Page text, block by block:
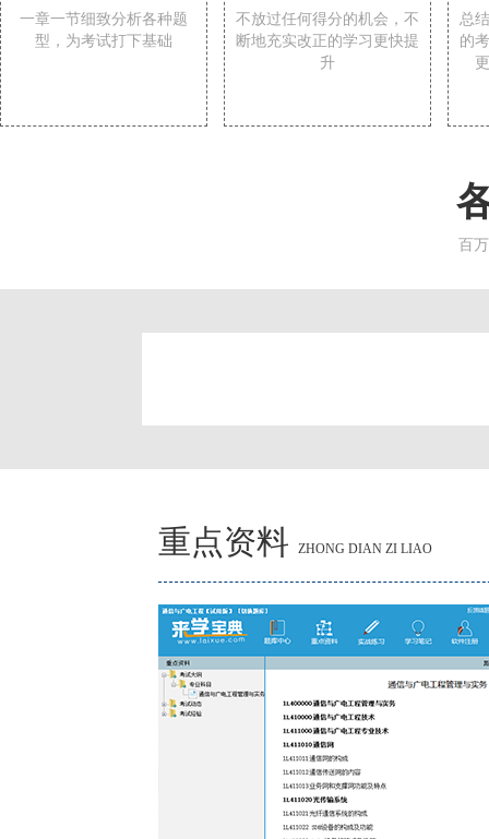
一章一节细致分析各种题
型，为考试打下基础
不放过任何得分的机会，不
断地充实改正的学习更快提
升
总
的
百
重点资料 ZHONG DIAN ZI LIAO